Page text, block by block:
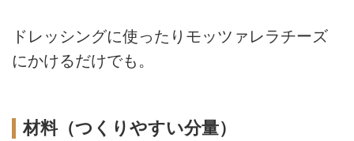
ドレッシングに使ったりモッツァレラチーズ
にかけるだけでも。
材料（つくりやすい分量）